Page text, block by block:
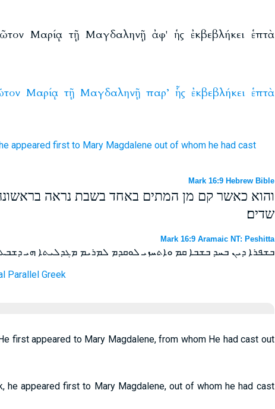
Μαρίᾳ τῇ Μαγδαληνῇ ἀφ' ἡς ἐκβεβλήκει ἑπτὰ
Μαρίᾳ τῇ Μαγδαληνῇ παρ’ ἧς ἐκβεβλήκει ἑπτὰ
appeared first to Mary Magdalene out of whom he had cast
Mark 16:9 Hebrew Bible
והוא כאשר קם מן המתים באחד בשבת נראה
שדים׃
Mark 16:9 Aramaic NT: Peshitta
ܒܫܦܪܐ ܕܝܢ ܒܚܕ ܒܫܒܐ ܩܡ ܘܐܬܚܙܝ ܠܘܩܕܡ ܠܡܪܝܡ ܡܓܕܠܝܬܐ ܗܝ
Parallel Greek
first appeared to Mary Magdalene, from whom He had cast out
he appeared first to Mary Magdalene, out of whom he had cast